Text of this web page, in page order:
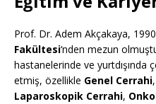
Prof. Dr. Adem Akçakaya, 1990
Fakültesi‘nden mezun
hastanelerinde ve yurtdışında
etmiş, özellikle Genel Cerrahi,
Laparoskopik Cerrahi,